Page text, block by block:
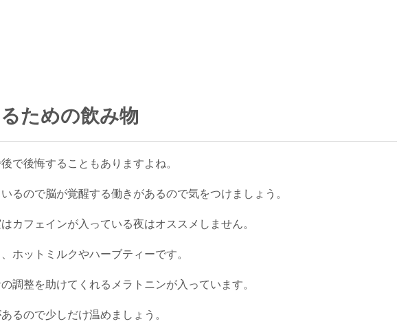
ための飲み物
で後悔することもありますよね。
るので脳が覚醒する働きがあるので気をつけましょう。
カフェインが入っている夜はオススメしません。
ホットミルクやハーブティーです。
調整を助けてくれるメラトニンが入っています。
るので少しだけ温めましょう。